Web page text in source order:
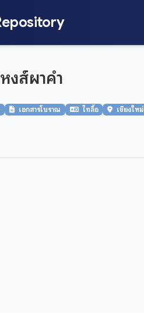
งส์ผาคำ
เอกสารโบราณ ไทลื้อ เชียงใหม่